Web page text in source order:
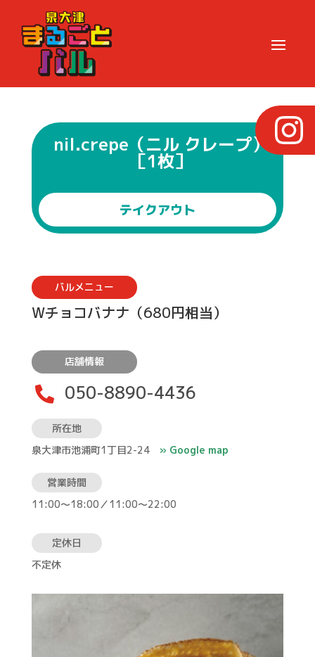
nil.crepe（ニル クレープ）
［1枚］
テイクアウト
バルメニュー
Wチョコバナナ（680円相当）
店舗情報
 050-8890-4436
所在地
泉大津市池浦町1丁目2-24 » Google map
営業時間
11:00〜18:00／11:00〜22:00
定休日
不定休